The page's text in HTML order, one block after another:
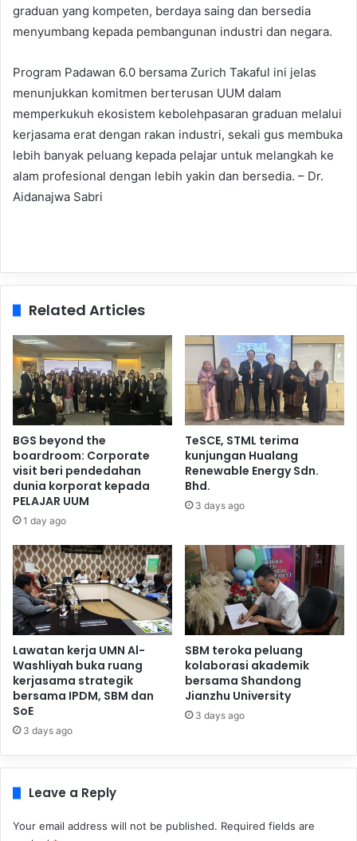
graduan yang kompeten, berdaya saing dan bersedia
menyumbang kepada pembangunan industri dan negara.
Program Padawan 6.0 bersama Zurich Takaful ini jelas
menunjukkan komitmen berterusan UUM dalam
memperkukuh ekosistem kebolehpasaran graduan melalui
kerjasama erat dengan rakan industri, sekali gus membuka
lebih banyak peluang kepada pelajar untuk melangkah ke
alam profesional dengan lebih yakin dan bersedia. – Dr.
Aidanajwa Sabri
Related Articles
BGS beyond the
boardroom: Corporate
visit beri pendedahan
dunia korporat kepada
PELAJAR UUM
1 day ago
TeSCE, STML terima
kunjungan Hualang
Renewable Energy Sdn.
Bhd.
3 days ago
Lawatan kerja UMN Al-
Washliyah buka ruang
kerjasama strategik
bersama IPDM, SBM dan
SoE
3 days ago
SBM teroka peluang
kolaborasi akademik
bersama Shandong
Jianzhu University
3 days ago
Leave a Reply
Your email address will not be published. Required fields are